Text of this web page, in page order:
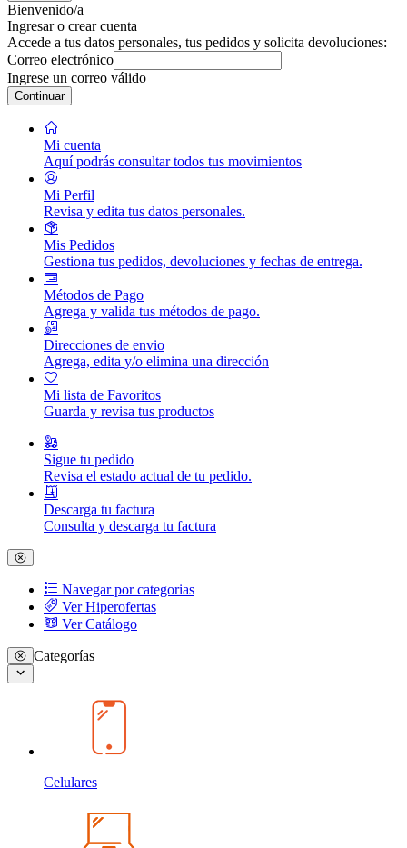
Bienvenido/a
Ingresar o crear cuenta
Accede a tus datos personales, tus pedidos y solicita devoluciones:
Correo electrónico
Ingrese un correo válido
Continuar
Mi cuenta
Aquí podrás consultar todos tus movimientos
Mi Perfil
Revisa y edita tus datos personales.
Mis Pedidos
Gestiona tus pedidos, devoluciones y fechas de entrega.
Métodos de Pago
Agrega y valida tus métodos de pago.
Direcciones de envio
Agrega, edita y/o elimina una dirección
Mi lista de Favoritos
Guarda y revisa tus productos
Sigue tu pedido
Revisa el estado actual de tu pedido.
Descarga tu factura
Consulta y descarga tu factura
Navegar por categorias
Ver Hiperofertas
Ver Catálogo
Categorías
Celulares